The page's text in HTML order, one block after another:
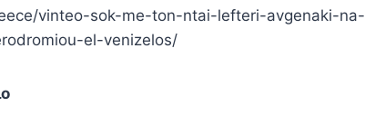
vinteo-sok-me-ton-ntai-lefteri-avgenaki-na-
el-venizelos/